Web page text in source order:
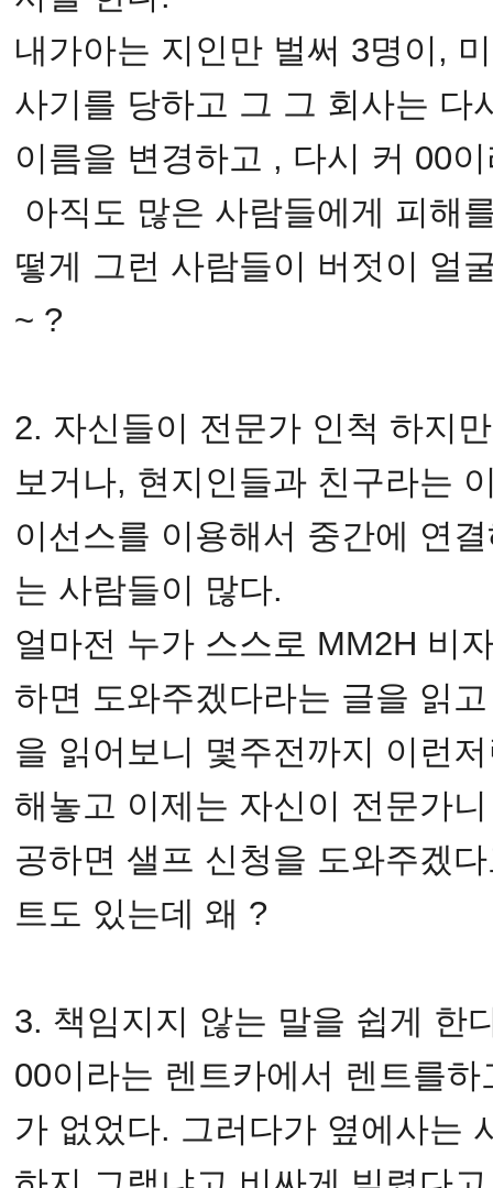
내가아는 지인만 벌써 3명이,
사기를 당하고 그 그 회사는 다
이름을 변경하고 , 다시 커 00
아직도 많은 사람들에게 피해
떻게 그런 사람들이 버젓이 얼
~ ?
2. 자신들이 전문가 인척 하지
보거나, 현지인들과 친구라는
이선스를 이용해서 중간에 연
는 사람들이 많다.
얼마전 누가 스스로 MM2H 비
하면 도와주겠다라는 글을 읽
을 읽어보니 몇주전까지 이런
해놓고 이제는 자신이 전문가
공하면 샐프 신청을 도와주겠
트도 있는데 왜 ?
3. 책임지지 않는 말을 쉽게 한
00이라는 렌트카에서 렌트를
가 없었다. 그러다가 옆에사는